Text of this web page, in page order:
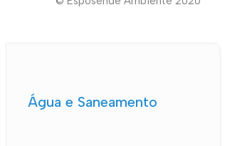
Água e Saneamento